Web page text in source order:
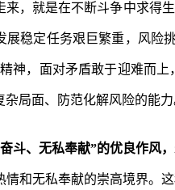
来，就是在不断斗争中求得
展稳定任务艰巨繁重，风险
神，面对矛盾敢于迎难而
局面、防范化解风险的能力
斗、无私奉献”的优良作风
情和无私奉献的崇高境界。